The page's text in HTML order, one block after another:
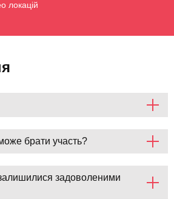
локацій
брати участь?
задоволеними